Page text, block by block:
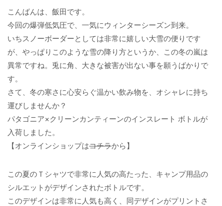
こんばんは、飯田です。
今回の爆弾低気圧で、一気にウィンターシーズン到来。
いちスノーボーダーとしては非常に嬉しい大雪の便りです
が、やっぱりこのような雪の降り方というか、この冬の嵐は
異常ですね。兎に角、大きな被害が出ない事を願うばかりで
す。
さて、冬の寒さに心安らぐ温かい飲み物を、オシャレに持ち
運びしませんか？
パタゴニア×クリーンカンティーンのインスレート ボトルが
入荷しました。
【オンラインショップはコチラから】
この夏のＴシャツで非常に人気の高たった、キャンプ用品の
シルエットがデザインされたボトルです。
このデザインは非常に人気も高く、同デザインがプリントさ